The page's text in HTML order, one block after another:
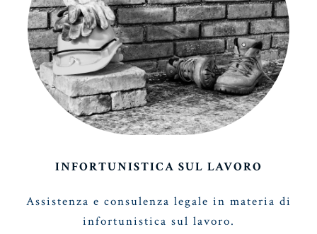
INFORTUNISTICA SUL LAVORO
Assistenza e consulenza legale in materia di
infortunistica sul lavoro.